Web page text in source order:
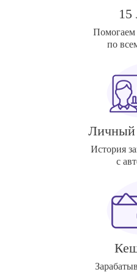
15
Помогаем
по
Личный
История
с